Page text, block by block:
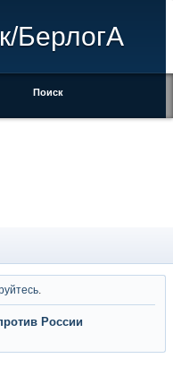
БерлогА
Поиск
России